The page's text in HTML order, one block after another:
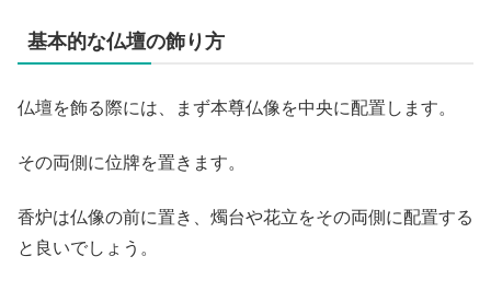
基本的な仏壇の飾り方
仏壇を飾る際には、まず本尊仏像を中央に配置します。
その両側に位牌を置きます。
香炉は仏像の前に置き、燭台や花立をその両側に配置する
と良いでしょう。